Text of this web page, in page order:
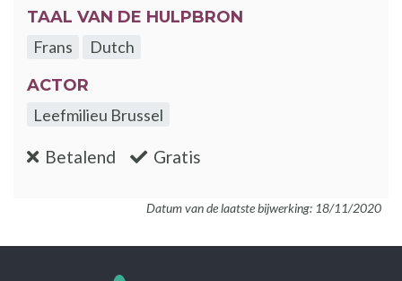
TAAL VAN DE HULPBRON
Frans
Dutch
ACTOR
Leefmilieu Brussel
Betalend :nee Gratis
Datum van de laatste bijwerking: 18/11/2020